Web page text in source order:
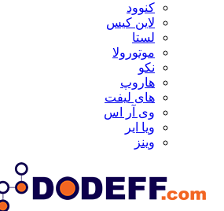
کنوود
لاین کیس
لستا
موتورولا
نکو
هاروپ
های لیفت
وی آر اس
ویا ایر
وینز